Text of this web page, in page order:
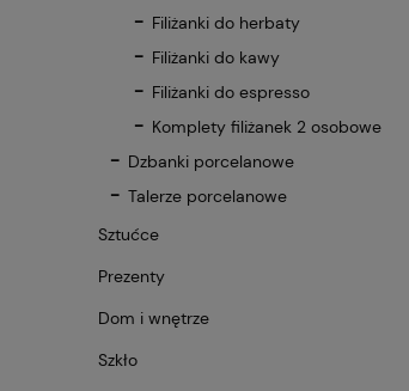
Filiżanki do herbaty
Filiżanki do kawy
Filiżanki do espresso
Komplety filiżanek 2 osobowe
Dzbanki porcelanowe
Talerze porcelanowe
Sztućce
Prezenty
Dom i wnętrze
Szkło